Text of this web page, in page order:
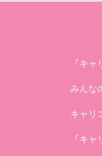
『キ
みんな
キャリ
『キ